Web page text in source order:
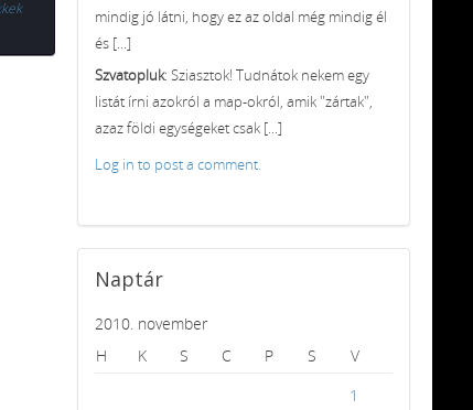
mindig jó látni, hogy ez az oldal még mindig él
és [...]
Szvatopluk: Sziasztok! Tudnátok nekem egy
listát írni azokról a map-okról, amik "zártak",
azaz földi egységeket csak [...]
Log in to post a comment.
Naptár
2010. november
H
K S C P S
V
1